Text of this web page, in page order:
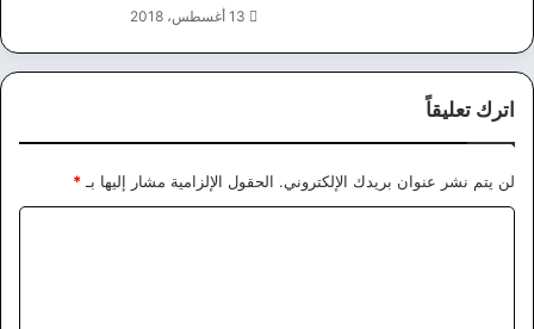
13 أغسطس، 2018
اترك تعليقاً
لن يتم نشر عنوان بريدك الإلكتروني. الحقول الإلزامية مشار إليها بـ*